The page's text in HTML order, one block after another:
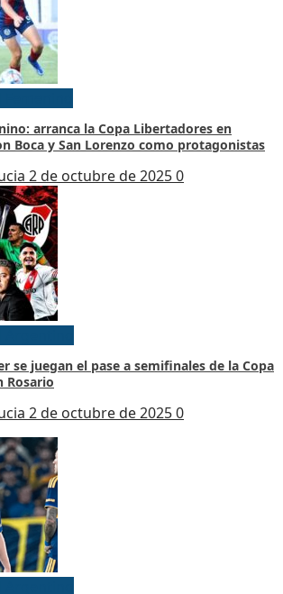
arranca la Copa Libertadores en
Boca y San Lorenzo como protagonistas
2 de octubre de 20250
se juegan el pase a semifinales de la Copa
Rosario
2 de octubre de 20250